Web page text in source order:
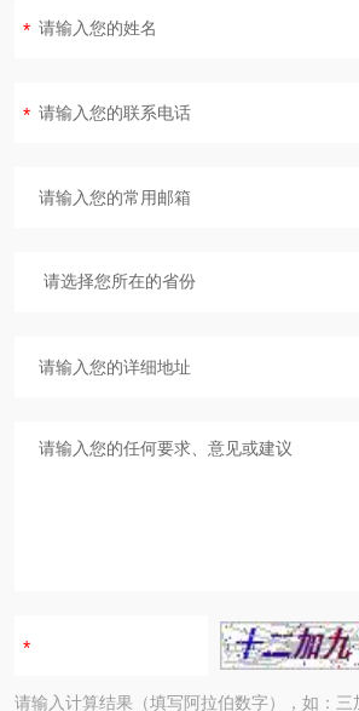
请输入计算结果（填写阿拉伯数字），如：三